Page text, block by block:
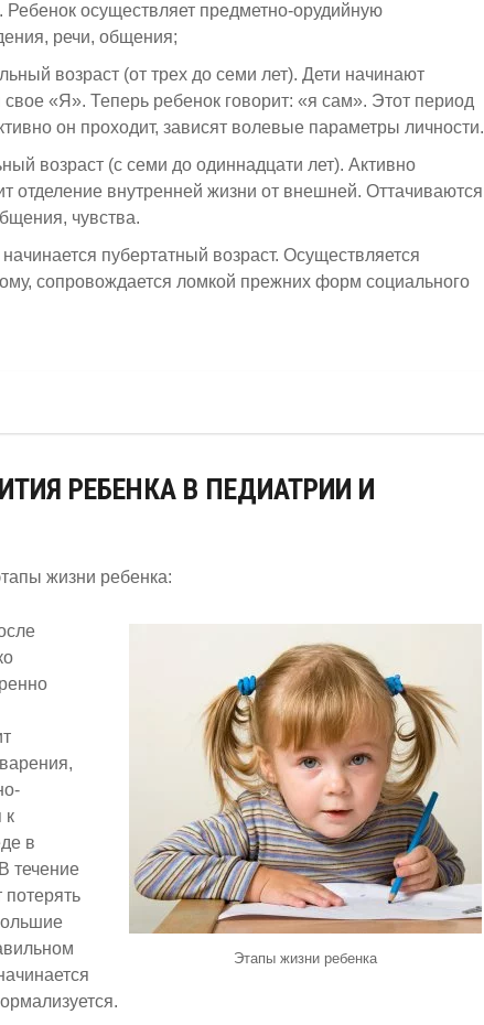
Ребенокосуществляет предметно-орудийную
речи, общения;
возраст (от трехдо семи лет). Дети начинают
свое«Я». Теперь ребенокговорит: «я сам». Этот период
он проходит, зависят волевые параметры личности.
возраст (с семи до одиннадцати лет). Активно
отделение внутренней жизни от внешней. Оттачиваются
чувства.
пубертатный возраст. Осуществляется
сопровождается ломкой прежних форм социального
РЕБЕНКАВ ПЕДИАТРИИ И
жизни ребенка:
Этапы жизни ребенка
к
в
течение